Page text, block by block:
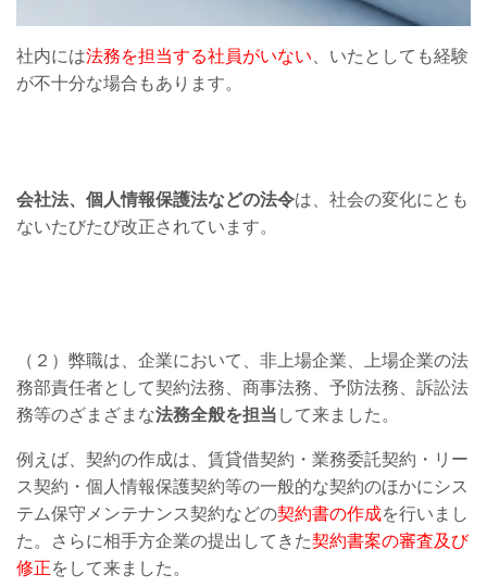
社内には法務を担当する社員がいない、いたとしても経験
が不十分な場合もあります。
会社法、個人情報保護法などの法令は、社会の変化にとも
ないたびたび改正されています。
（２）弊職は、企業において、非上場企業、上場企業の法
務部責任者として契約法務、商事法務、予防法務、訴訟法
務等のざまざまな法務全般を担当 して来ました。
例えば、契約の作成は、賃貸借契約・業務委託契約・リー
ス契約・個人情報保護契約等の一般的な契約のほかにシス
テム保守メンテナンス契約などの契約書の作成を行いまし
た。さらに相手方企業の提出してきた契約書案の審査及び
修正 をして来ました。